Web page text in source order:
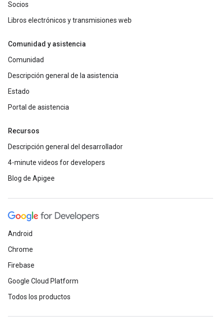
Socios
Libros electrónicos y transmisiones web
Comunidad y asistencia
Comunidad
Descripción general de la asistencia
Estado
Portal de asistencia
Recursos
Descripción general del desarrollador
4-minute videos for developers
Blog de Apigee
Android
Chrome
Firebase
Google Cloud Platform
Todos los productos